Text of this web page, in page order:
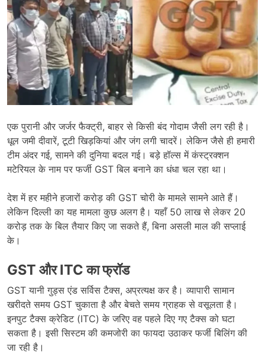
एक पुरानी और जर्जर फैक्ट्री, बाहर से किसी बंद गोदाम जैसी लग रही है।
धूल जमी दीवारें, टूटी खिड़कियां और जंग लगी चादरें। लेकिन जैसे ही हमारी
टीम अंदर गई, सामने की दुनिया बदल गई। बड़े हॉल्स में कंस्ट्रक्शन
मटेरियल के नाम पर फर्जी GST बिल बनाने का धंधा चल रहा था।
देश में हर महीने हजारों करोड़ की GST चोरी के मामले सामने आते हैं।
लेकिन दिल्ली का यह मामला कुछ अलग है। यहाँ 50 लाख से लेकर 20
करोड़ तक के बिल तैयार किए जा सकते हैं, बिना असली माल की सप्लाई
के।
GST और ITCका फ्रॉड
GST यानी गुड्स एंड सर्विस टैक्स, अप्रत्यक्ष कर है। व्यापारी सामान
खरीदते समय GST चुकाता है और बेचते समय ग्राहक से वसूलता है।
इनपुट टैक्स क्रेडिट (ITC) के जरिए वह पहले दिए गए टैक्स को घटा
सकता है। इसी सिस्टम की कमजोरी का फायदा उठाकर फर्जी बिलिंग की
जा रही है।